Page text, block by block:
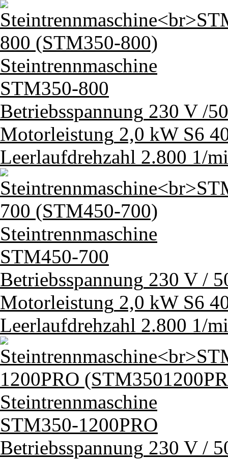
Steintrennmaschine
STM350-800
Betriebsspannung 230 V /
Motorleistung 2,0 kW S6
Leerlaufdrehzahl 2.800 1/
Steintrennmaschine
STM450-700
Betriebsspannung 230 V /
Motorleistung 2,0 kW S6
Leerlaufdrehzahl 2.800 1/
Steintrennmaschine
STM350-1200PRO
Betriebsspannung 230 V /